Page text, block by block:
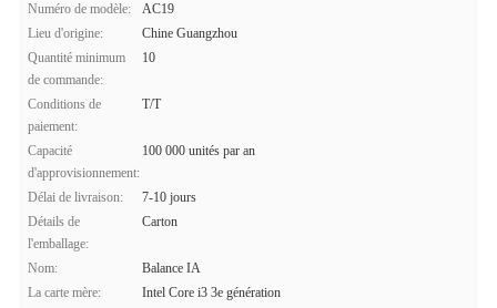
Numéro de modèle:
AC19
Lieu d'origine:
Chine Guangzhou
Quantité minimum
de commande:
10
Conditions de
paiement:
T/T
Capacité
d'approvisionnement:
100 000 unités par an
Délai de livraison:
7-10 jours
Détails de
l'emballage:
Carton
Nom:
Balance IA
La carte mère:
Intel Core i3 3e génération